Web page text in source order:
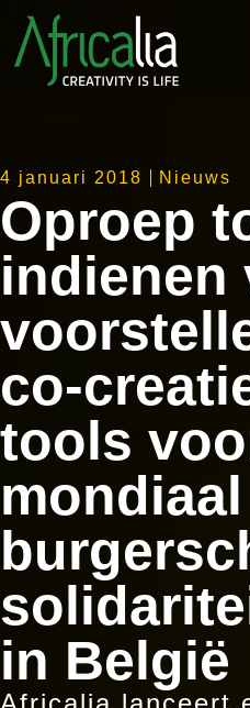
4 januari 2018 Nieuws
Oproep
indienen
co-
tools
mondiaal
in België